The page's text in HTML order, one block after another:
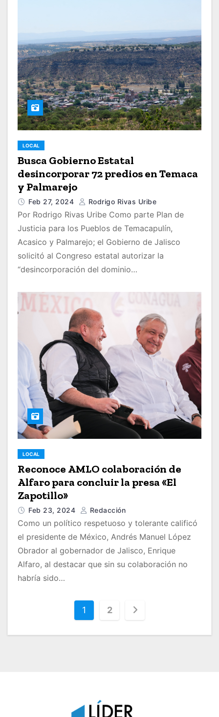
LOCAL
Busca Gobierno Estatal
desincorporar 72 predios en Temaca
y Palmarejo
Feb 27, 2024 Rodrigo Rivas Uribe
Por Rodrigo Rivas Uribe Como parte Plan de
Justicia para los Pueblos de Temacapulín,
Acasico y Palmarejo; el Gobierno de Jalisco
solicitó al Congreso estatal autorizar la
“desincorporación del dominio…
LOCAL
Reconoce AMLO colaboración de
Alfaro para concluir la presa «El
Zapotillo»
Feb 23, 2024 Redacción
Como un político respetuoso y tolerante calificó
el presidente de México, Andrés Manuel López
Obrador al gobernador de Jalisco, Enrique
Alfaro, al destacar que sin su colaboración no
habría sido…
a
1 2